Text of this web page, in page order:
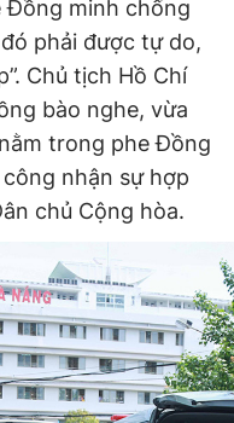
Đồng minh chống
phải được tự do,
Chủ tịch Hồ Chí
bào nghe, vừa
trong phe Đồng
công nhận sự hợp
chủ Cộng hòa.